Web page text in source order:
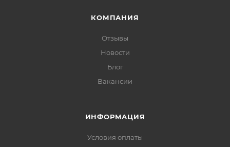
КОМПАНИЯ
Отзывы
Новости
Блог
Вакансии
ИНФОРМАЦИЯ
Условия оплаты